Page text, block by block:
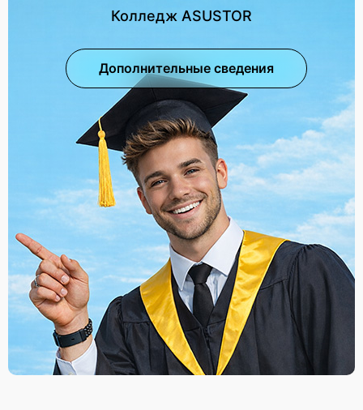
Колледж ASUSTOR
Дополнительные сведения